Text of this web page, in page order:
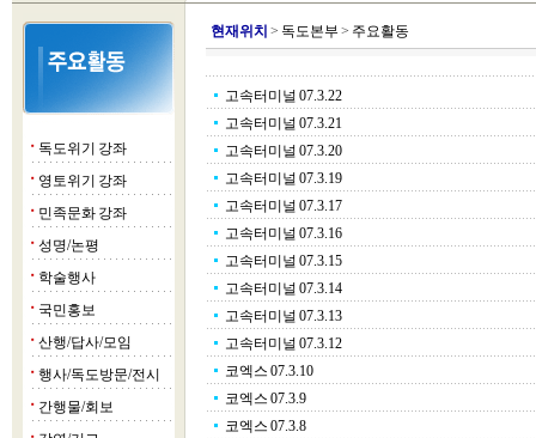
■ 독도위기 강좌
■ 영토위기 강좌
■ 민족문화 강좌
■ 성명/논평
■ 학술행사
■ 국민홍보
■ 산행/답사/모임
■ 행사/독도방문/전시
■ 간행물/회보
■
현재위치 > 독도본부 > 주요활동
고속터미널 07.3.22
고속터미널 07.3.21
고속터미널 07.3.20
고속터미널 07.3.19
고속터미널 07.3.17
고속터미널 07.3.16
고속터미널 07.3.15
고속터미널 07.3.14
고속터미널 07.3.13
고속터미널 07.3.12
코엑스 07.3.10
코엑스 07.3.9
코엑스 07.3.8